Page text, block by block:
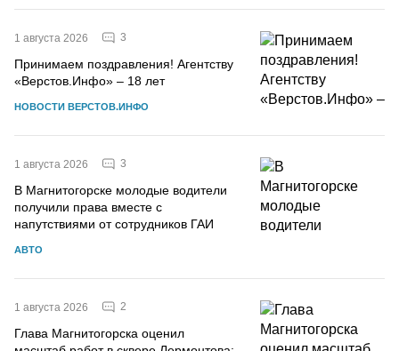
1 августа 2026 3
Принимаем поздравления! Агентству
«Верстов.Инфо» – 18 лет
НОВОСТИ ВЕРСТОВ.ИНФО
1 августа 2026 3
В Магнитогорске молодые водители
получили права вместе с
напутствиями от сотрудников ГАИ
АВТО
1 августа 2026 2
Глава Магнитогорска оценил